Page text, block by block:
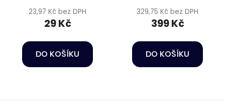
23,97 Kč bez DPH
29 Kč
DO KOŠÍKU
329,75 Kč bez DPH
399 Kč
DO KOŠÍKU